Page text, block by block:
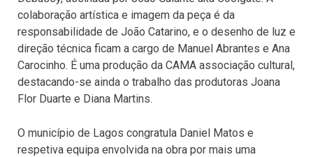
colaboração artística e imagem da peça é da
responsabilidade de João Catarino, e o desenho de luz e
direção técnica ficam a cargo de Manuel Abrantes e Ana
Carocinho. É uma produção da CAMA associação cultural,
destacando-se ainda o trabalho das produtoras Joana
Flor Duarte e Diana Martins.
O município de Lagos congratula Daniel Matos e
respetiva equipa envolvida na obra por mais uma